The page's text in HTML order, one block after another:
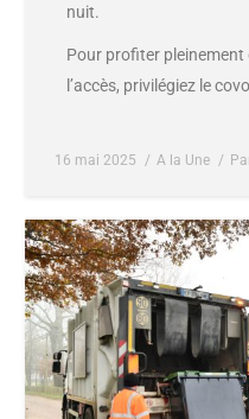
nuit.
Pour profiter
l’accès, privilégiez le
16 mai 2025 A la Une